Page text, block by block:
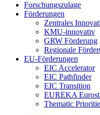
Forschungszulage
Förderungen
Zentrales
KMU-innovativ
GRW Förderung
Regionale
EU-Förderungen
EIC Accelerator
EIC Pathfinder
EIC Transition
EUREKA
Thematic